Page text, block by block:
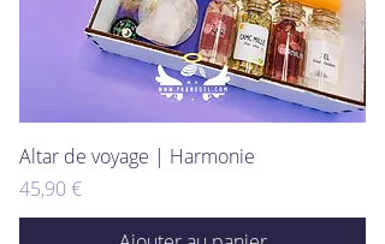
Altar de voyage | Harmonie
Prix
45,90 €